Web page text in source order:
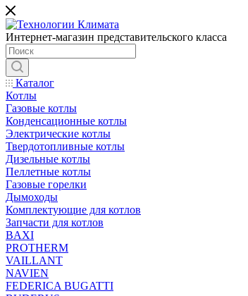
Интернет-магазин представительского класса
Каталог
Котлы
Газовые котлы
Конденсационные котлы
Электрические котлы
Твердотопливные котлы
Дизельные котлы
Пеллетные котлы
Газовые горелки
Дымоходы
Комплектующие для котлов
Запчасти для котлов
BAXI
PROTHERM
VAILLANT
NAVIEN
FEDERICA BUGATTI